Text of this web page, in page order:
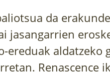
da
jasangarrien
ereduak aldatzeko
Renascence